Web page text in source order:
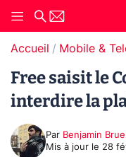
Accueil Mobile &
Free saisit le
interdire la
Par Benjamin Bruel
Mis à jour le 28